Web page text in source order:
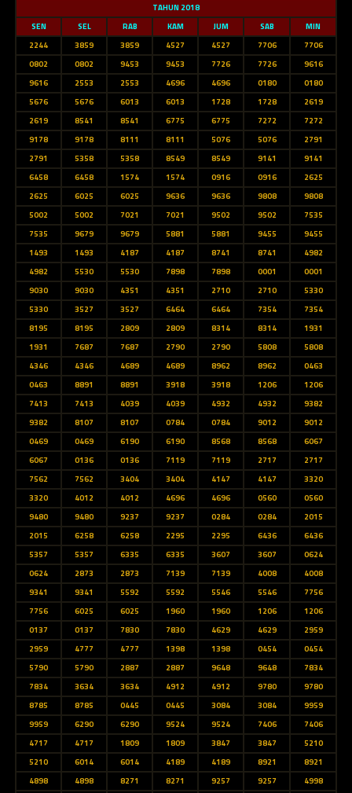
TAHUN 2018
SEN
SEL RAB KAM JUM SAB
MIN
2244
3859 3859 4527 4527 7706
7706
0802
0802 9453 9453 7726 7726
9616
9616
2553 2553 4696 4696 0180
0180
5676
5676 6013 6013 1728 1728
2619
2619
8541 8541 6775 6775 7272
7272
9178
9178 8111 8111 5076 5076
2791
2791
5358 5358 8549 8549 9141
9141
6458
6458 1574 1574 0916 0916
2625
2625
6025 6025 9636 9636 9808
9808
5002
5002 7021 7021 9502 9502
7535
7535
9679 9679 5881 5881 9455
9455
1493
1493 4187 4187 8741 8741
4982
4982
5530 5530 7898 7898 0001
0001
9030
9030 4351 4351 2710 2710
5330
5330
3527 3527 6464 6464 7354
7354
8195
8195 2809 2809 8314 8314
1931
1931
7687 7687 2790 2790 5808
5808
4346
4346 4689 4689 8962 8962
0463
0463
8891 8891 3918 3918 1206
1206
7413
7413 4039 4039 4932 4932
9382
9382
8107 8107 0784 0784 9012
9012
0469
0469 6190 6190 8568 8568
6067
6067
0136 0136 7119 7119 2717
2717
7562
7562 3404 3404 4147 4147
3320
3320
4012 4012 4696 4696 0560
0560
9480
9480 9237 9237 0284 0284
2015
2015
6258 6258 2295 2295 6436
6436
5357
5357 6335 6335 3607 3607
0624
0624
2873 2873 7139 7139 4008
4008
9341
9341 5592 5592 5546 5546
7756
7756
6025 6025 1960 1960 1206
1206
0137
0137 7830 7830 4629 4629
2959
2959
4777 4777 1398 1398 0454
0454
5790
5790 2887 2887 9648 9648
7834
7834
3634 3634 4912 4912 9780
9780
8785
8785 0445 0445 3084 3084
9959
9959
6290 6290 9524 9524 7406
7406
4717
4717 1809 1809 3847 3847
5210
5210
6014 6014 4189 4189 8921
8921
4898
4898 8271 8271 9257 9257
4998